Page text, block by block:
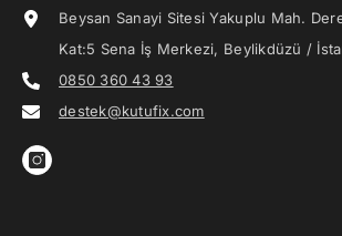
Beysan Sanayi Sitesi Yakuplu Mah.
Kat:5 Sena İş Merkezi, Beylikdüzü /
0850 360 43 93
destek@kutufix.com